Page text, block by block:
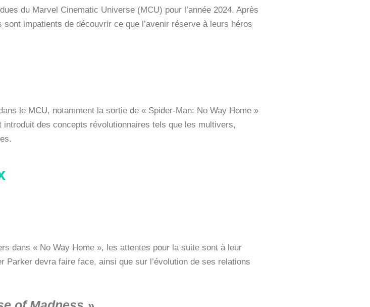
du Marvel Cinematic Universe (MCU) pour l’année 2024. Après
impatients de découvrir ce que l’avenir réserve à leurs héros
le MCU, notamment la sortie de « Spider-Man: No Way Home »
des concepts révolutionnaires tels que les multivers,
dans « No Way Home », les attentes pour la suite sont à leur
devra faire face, ainsi que sur l’évolution de ses relations